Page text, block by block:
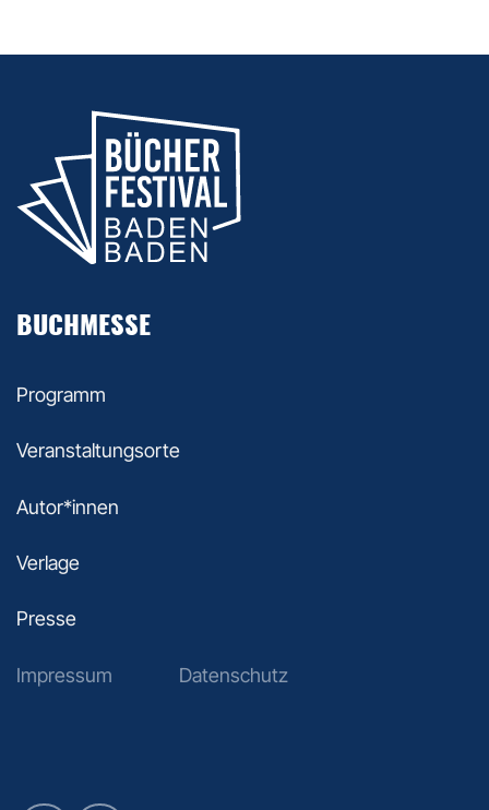
BUCHMESSE
Programm
Veranstaltungsorte
Autor*innen
Verlage
Presse
Impressum Datenschutz